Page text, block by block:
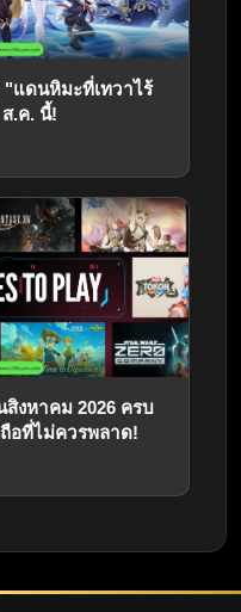
"แดนหิมะที่เทวาไร้
.ค. นี้!
สิงหาคม 2026 ครบ
อที่ไม่ควรพลาด!